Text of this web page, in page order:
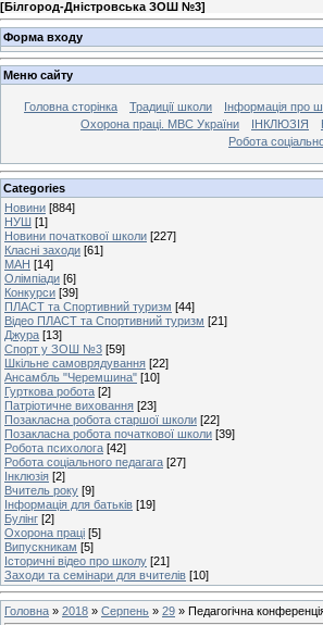
[Білгород-Дністровська ЗОШ №3]
Форма входу
Меню сайту
Головна сторінка Традиції школи
Інформація про
Охорона праці. МВС України
ІНКЛЮЗІЯ
Робота
Categories
Новини [884]
НУШ [1]
Новини початкової школи [227]
Класні заходи [61]
МАН [14]
Олімпіади [6]
Конкурси [39]
ПЛАСТ та Спортивний туризм [44]
Відео ПЛАСТ та Спортивний туризм [21]
Джура [13]
Спорт у ЗОШ №3 [59]
Шкільне самоврядування [22]
Ансамбль "Черемшина" [10]
Гурткова робота [2]
Патріотичне виховання [23]
Позакласна робота старшої школи [22]
Позакласна робота початкової школи [39]
Робота психолога [42]
Робота соціального педагага [27]
Інклюзія [2]
Вчитель року [9]
Інформація для батьків [19]
Булінг [2]
Охорона праці [5]
Випускникам [5]
Історичні відео про школу [21]
Заходи та семінари для вчителів [10]
Головна » 2018 » Серпень » 29 » Педагогічна